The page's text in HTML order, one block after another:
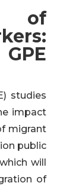
of
studies
impact
migrant
public
will
of